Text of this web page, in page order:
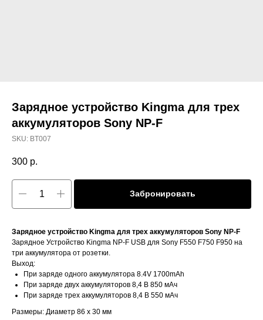
Зарядное устройство Kingma для трех
аккумуляторов Sony NP-F
SKU: BT007
300 р.
Забронировать
Зарядное устройство Kingma для трех аккумуляторов Sony NP-F
Зарядное Устройство Kingma NP-F USB для Sony F550 F750 F950 на
три аккумулятора от розетки.
Выход:
При заряде одного аккумулятора 8.4V 1700mAh
При заряде двух аккумуляторов 8,4 В 850 мАч
При заряде трех аккумуляторов 8,4 В 550 мАч
Размеры: Диаметр 86 x 30 мм